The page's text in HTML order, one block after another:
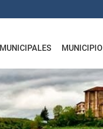
MUNICIPIO